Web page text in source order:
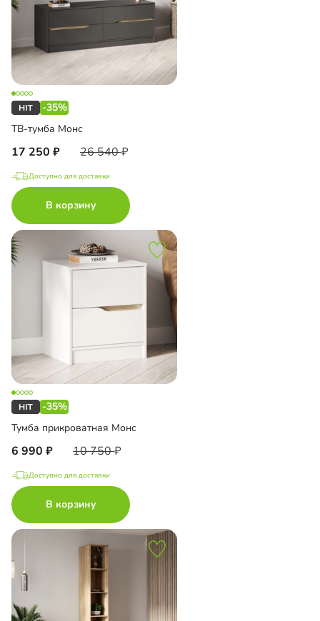
-35%
ТВ-тумба Монс
17 250 26 540
Доступно для доставки
В корзину
-35%
Тумба прикроватная Монс
6 990 10 750
Доступно для доставки
В корзину